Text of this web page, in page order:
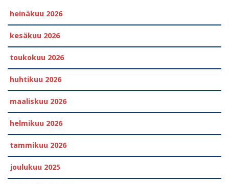
heinäkuu 2026
kesäkuu 2026
toukokuu 2026
huhtikuu 2026
maaliskuu 2026
helmikuu 2026
tammikuu 2026
joulukuu 2025